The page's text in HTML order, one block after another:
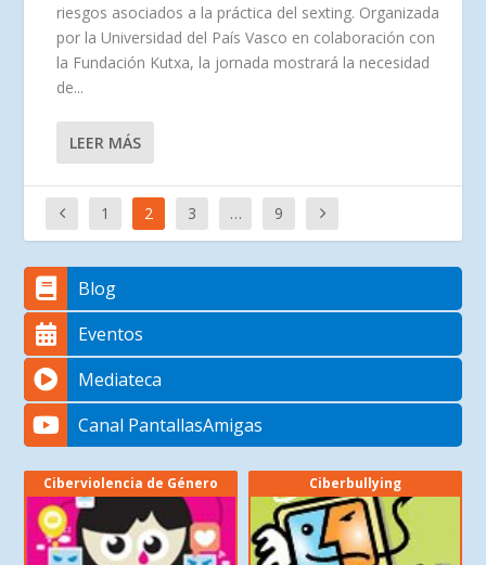
riesgos asociados a la práctica del sexting. Organizada
por la Universidad del País Vasco en colaboración con
la Fundación Kutxa, la jornada mostrará la necesidad
de...
LEER MÁS
1 2 3 … 9
Blog
Eventos
Mediateca
Canal PantallasAmigas
Ciberviolencia de Género Ciberbullying